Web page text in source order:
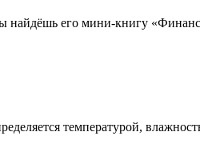
его мини‑книгу
температурой,